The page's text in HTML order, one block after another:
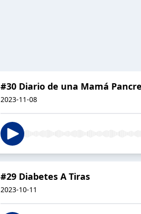
#30 Diario de una Mamá
2023-11-08
#29 Diabetes A Tiras
2023-10-11